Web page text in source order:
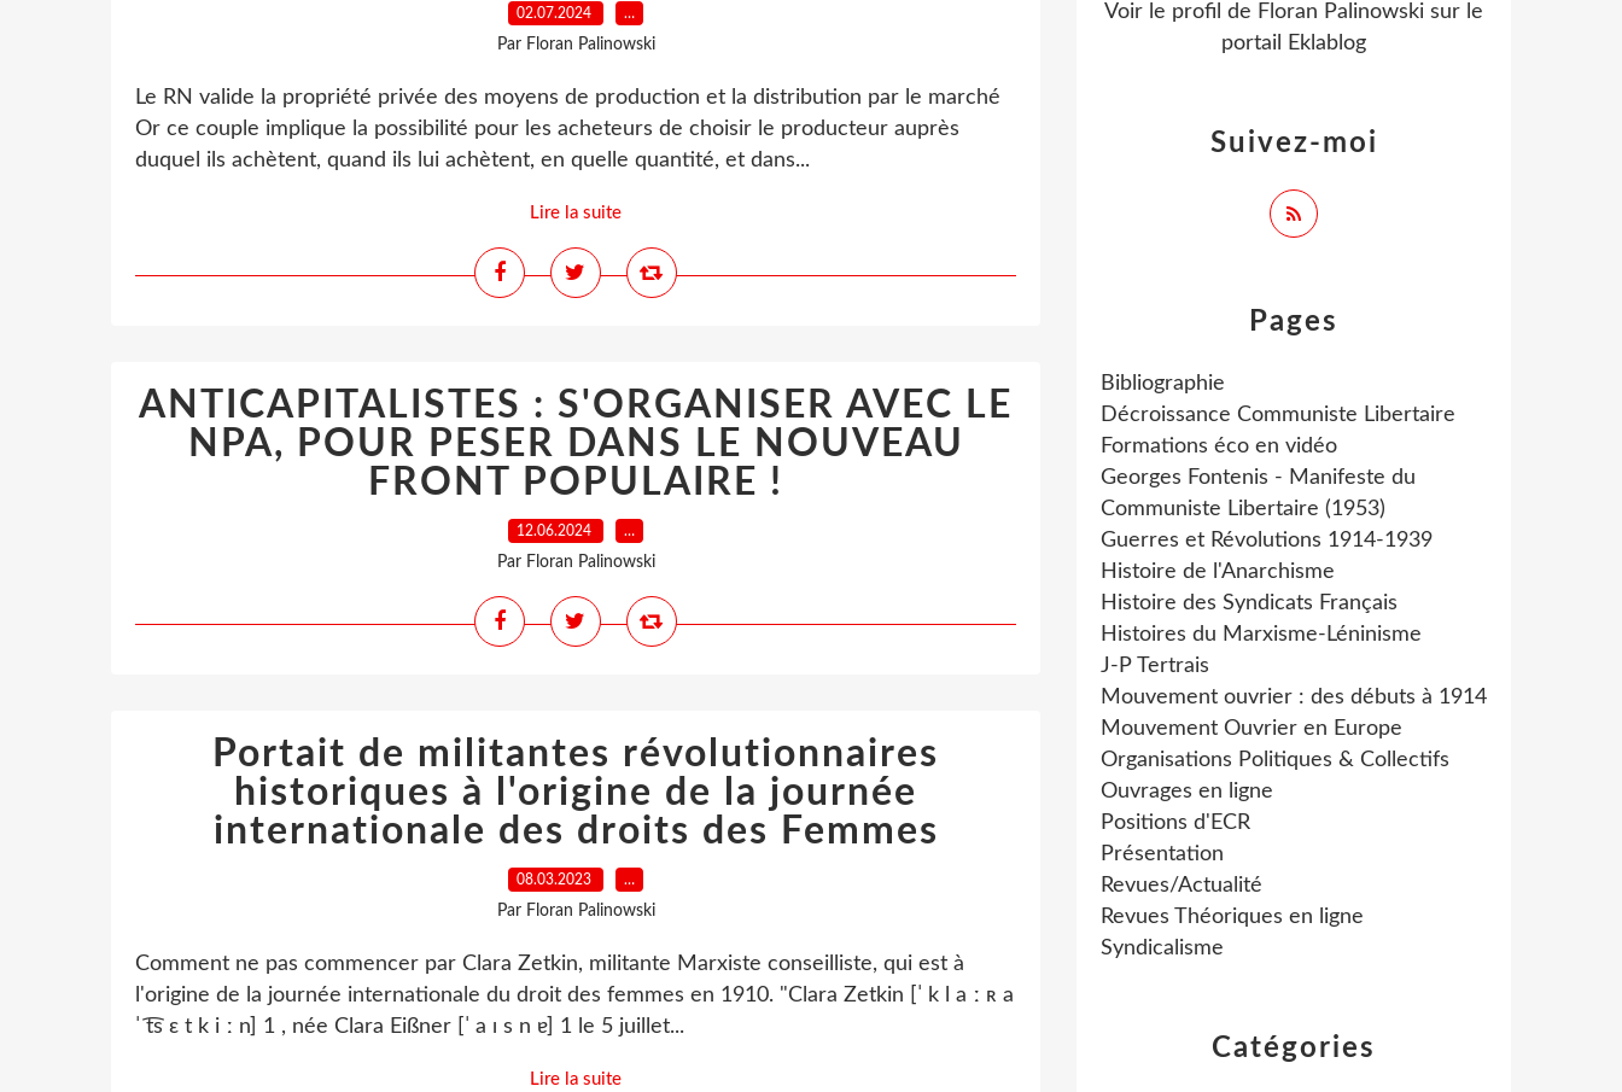
02.07.2024 …
Par Floran Palinowski
Le RN valide la propriété privée des moyens de production et la distribution par le marché
Or ce couple implique la possibilité pour les acheteurs de choisir le producteur auprès
duquel ils achètent, quand ils lui achètent, en quelle quantité, et dans...
Lire la suite
ANTICAPITALISTES : S'ORGANISER AVEC LE
NPA, POUR PESER DANS LE NOUVEAU
FRONT POPULAIRE !
12.06.2024 …
Par Floran Palinowski
Portait de militantes révolutionnaires
historiques à l'origine de la journée
internationale des droits des Femmes
08.03.2023 …
Par Floran Palinowski
Comment ne pas commencer par Clara Zetkin, militante Marxiste conseilliste, qui est à
l'origine de la journée internationale du droit des femmes en 1910. "Clara Zetkin [ˈ k l a ː ʀ a
ˈ t͡s ɛ t k i ː n] 1 , née Clara Eißner [ˈ a ɪ s n ɐ] 1 le 5 juillet...
Lire la suite
Catégories
Pages
Bibliographie
Décroissance Communiste Libertaire
Formations éco en vidéo
Georges Fontenis - Manifeste du
Communiste Libertaire (1953)
Guerres et Révolutions 1914-1939
Histoire de l'Anarchisme
Histoire des Syndicats Français
Histoires du Marxisme-Léninisme
J-P Tertrais
Mouvement ouvrier : des débuts à 1914
Mouvement Ouvrier en Europe
Organisations Politiques & Collectifs
Ouvrages en ligne
Positions d'ECR
Présentation
Revues/Actualité
Revues Théoriques en ligne
Syndicalisme
Suivez-moi
Voir le profil de Floran Palinowski sur le
portail Eklablog